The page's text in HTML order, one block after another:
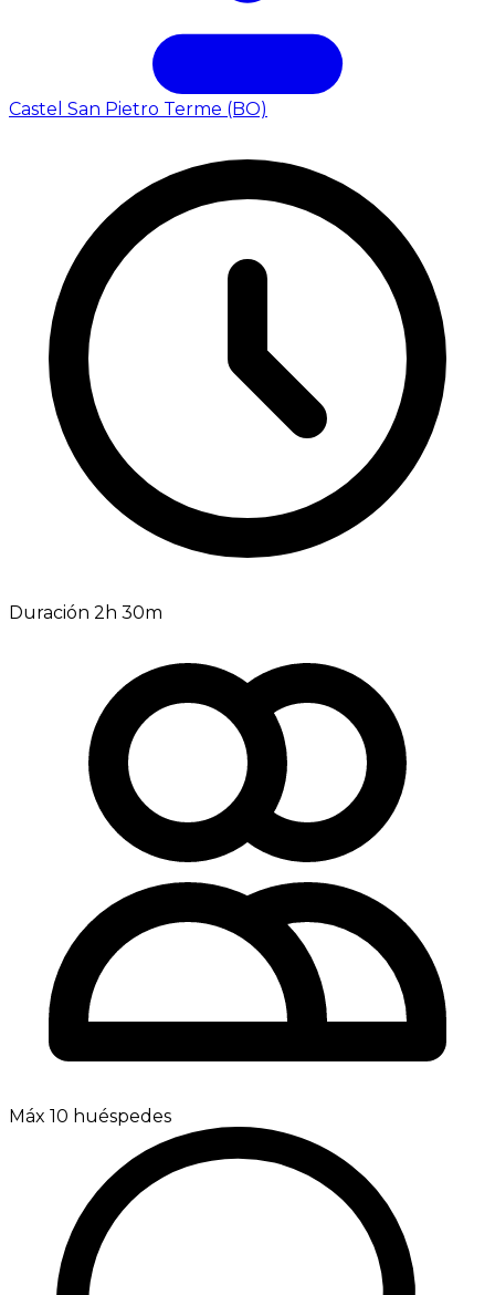
Castel San Pietro Terme (BO)
Duración 2h 30m
Máx 10 huéspedes